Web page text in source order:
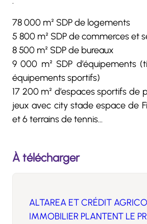
78 000 m² SDP de logements
5 800 m² SDP de commerces et
8 500 m² SDP de bureaux
9 000 m² SDP d’équipements
équipements sportifs)
17 200 m² d’espaces sportifs de
jeux avec city stade espace de
et 6 terrains de tennis…
À télécharger
ALTAREA ET CRÉDIT
IMMOBILIER PLANTENT LE